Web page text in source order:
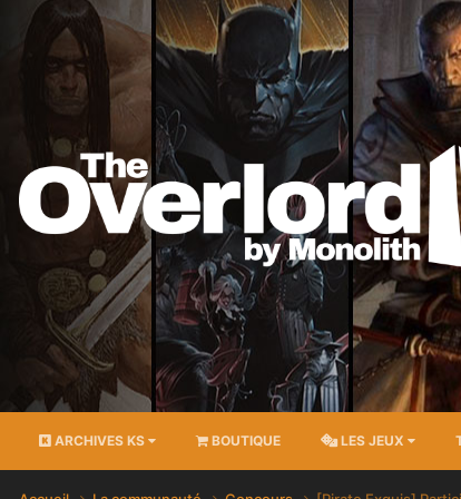
ARCHIVES KS BOUTIQUE LES JEUX